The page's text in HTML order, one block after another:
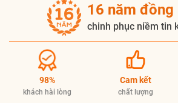
16 năm đồng
chinh phục niềm tin
98%
khách hài lòng
Cam kết
chất lượng